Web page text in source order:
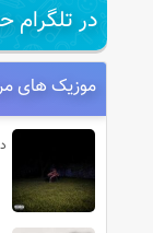
در تلگرام
موزیک های